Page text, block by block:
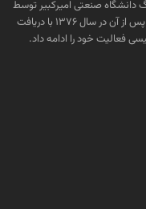
دانشگاه صنعتی امیرکبیر توسط
گروهی از دانشجویان این رشته منتشر شده است. پس از آن در سال ۱۳۷۶ با دریافت
فعالیت خود را ادامه داد.